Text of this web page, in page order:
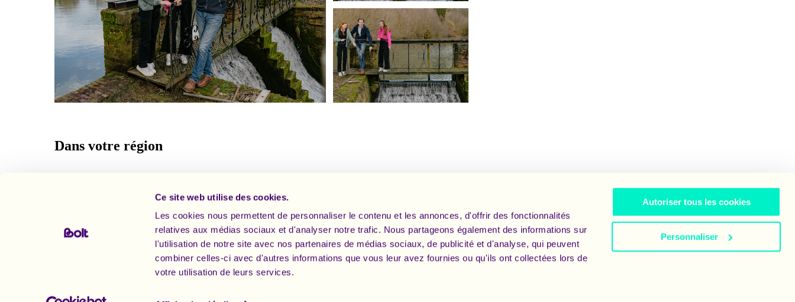
Ce site web utilise des cookies.
Les cookies nous permettent de personnaliser le contenu et les annonces, d'offrir des fonctionnalités
relatives aux médias sociaux et d'analyser notre trafic. Nous partageons également des informations sur
l'utilisation de notre site avec nos partenaires de médias sociaux, de publicité et d'analyse, qui peuvent
combiner celles-ci avec d'autres informations que vous leur avez fournies ou qu'ils ont collectées lors de
votre utilisation de leurs services.
Autoriser tous les cookies
Personnaliser
Dans votre région